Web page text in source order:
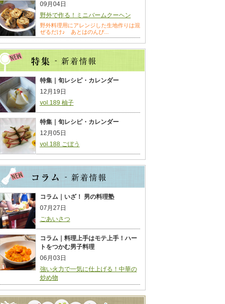
09月04日
野外で作る！ミニバームクーヘン
野外料理用にアレンジした生地作りは混
ぜるだけ♪ あとはのんび...
特集｜旬レシピ・カレンダー
12月19日
vol.189 柚子
特集｜旬レシピ・カレンダー
12月05日
vol.188 ごぼう
コラム｜いざ！ 男の料理塾
07月27日
ごあいさつ
コラム｜料理上手はモテ上手！ハー
トをつかむ男子料理
06月03日
強い火力で一気に仕上げる！中華の
炒め物